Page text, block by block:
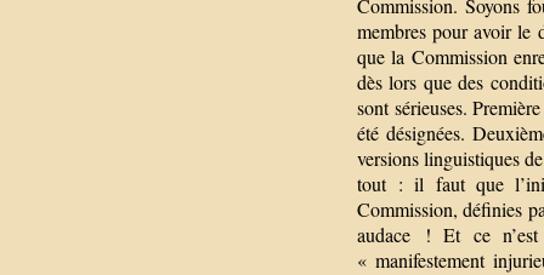
Commission. Soyons
membres pour avoir le
que la Commission
dès lors que des
sont sérieuses.
été désignées.
versions linguistiques
tout : il faut que
Commission, définies
audace ! Et ce
« manifestement